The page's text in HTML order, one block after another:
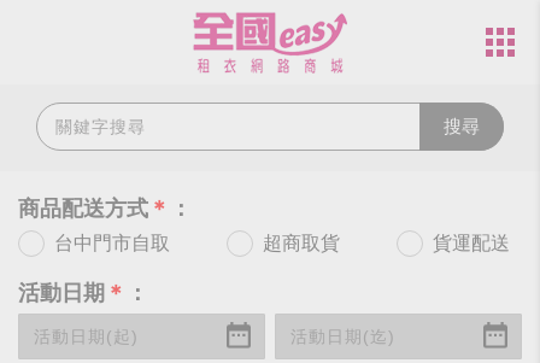
搜尋
商品配送方式 ＊ ：
台中門市自取 超商取貨 貨運配送
活動日期 ＊ ：